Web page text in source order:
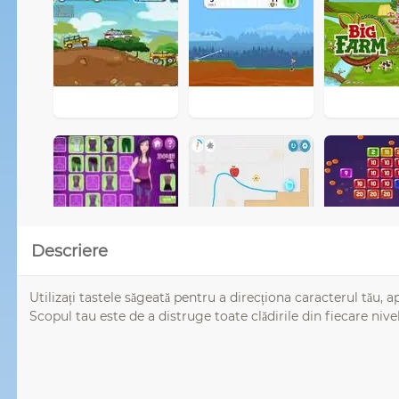
Descriere
Utilizați tastele săgeată pentru a direcționa caracterul tău,
Scopul tau este de a distruge toate clădirile din fiecare